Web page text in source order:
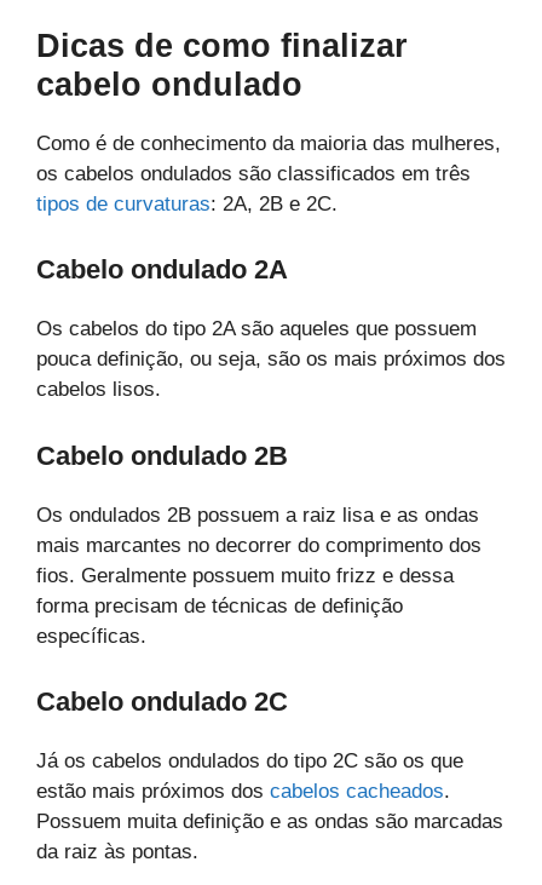
Dicas de como finalizar
cabelo ondulado
Como é de conhecimento da maioria das mulheres,
os cabelos ondulados são classificados em três
tipos de curvaturas: 2A, 2B e 2C.
Cabelo ondulado 2A
Os cabelos do tipo 2A são aqueles que possuem
pouca definição, ou seja, são os mais próximos dos
cabelos lisos.
Cabelo ondulado 2B
Os ondulados 2B possuem a raiz lisa e as ondas
mais marcantes no decorrer do comprimento dos
fios. Geralmente possuem muito frizz e dessa
forma precisam de técnicas de definição
específicas.
Cabelo ondulado 2C
Já os cabelos ondulados do tipo 2C são os que
estão mais próximos dos cabelos cacheados.
Possuem muita definição e as ondas são marcadas
da raiz às pontas.